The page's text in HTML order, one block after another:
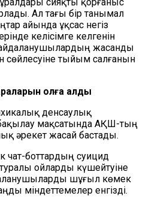
Ал тағы бір танымал
айында ұқсас негіз
келісімге келгенін
жасанды
сөйлесуіне тыйым салғанын
қолға алды
денсаулық
мақсатында АҚШ-тың
әрекет жасай бастады.
боттардың суицид
ойларды күшейтуіне
шұғыл көмек
міндеттемелер енгізді.